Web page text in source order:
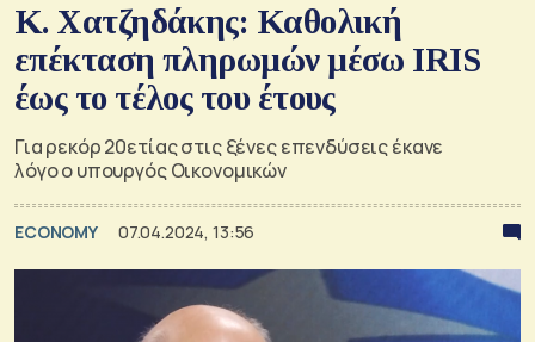
Κ. Χατζηδάκης: Καθολική
επέκταση πληρωμών μέσω IRIS
έως το τέλος του έτους
Για ρεκόρ 20ετίας στις ξένες επενδύσεις έκανε
λόγο ο υπουργός Οικονομικών
ECONOMY 07.04.2024, 13:56